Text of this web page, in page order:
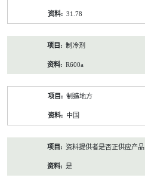
31.78
制冷剂
R600a
制造地方
中国
资料提供者是否正供应产品
是